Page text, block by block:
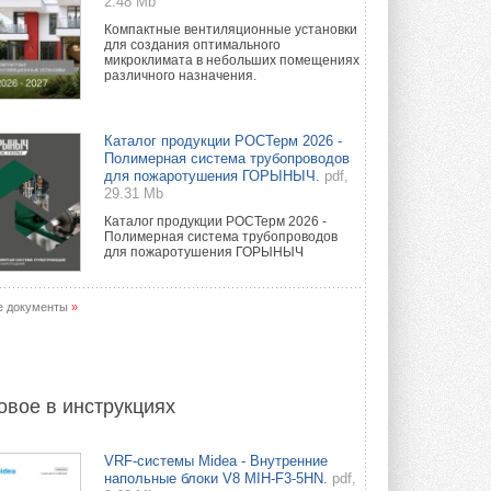
Компактные вентиляционные установки
для создания оптимального
микроклимата в небольших помещениях
различного назначения.
Каталог продукции РОСТерм 2026 -
Полимерная система трубопроводов
для пожаротушения ГОРЫНЫЧ.
pdf,
29.31 Mb
Каталог продукции РОСТерм 2026 -
Полимерная система трубопроводов
для пожаротушения ГОРЫНЫЧ
документы »
в инструкциях
VRF-системы Midea - Внутренние
напольные блоки V8 MIH-F3-5HN. pdf,